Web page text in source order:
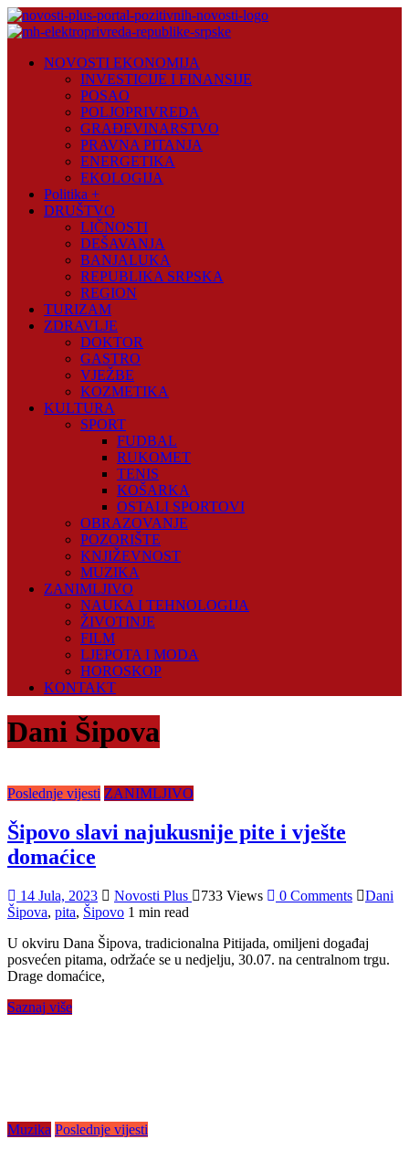
Skip
to
Plus
NOVOSTI EKONOMIJA
INVESTICIJE I FINANSIJE
POSAO
POLJOPRIVREDA
GRAĐEVINARSTVO
PRAVNA PITANJA
ENERGETIKA
EKOLOGIJA
Politika +
DRUŠTVO
LIČNOSTI
DEŠAVANJA
BANJALUKA
REPUBLIKA SRPSKA
REGION
TURIZAM
ZDRAVLJE
DOKTOR
GASTRO
VJEŽBE
KOZMETIKA
KULTURA
SPORT
FUDBAL
RUKOMET
TENIS
KOŠARKA
OSTALI SPORTOVI
OBRAZOVANJE
POZORIŠTE
KNJIŽEVNOST
MUZIKA
ZANIMLJIVO
NAUKA I TEHNOLOGIJA
ŽIVOTINJE
FILM
LJEPOTA I MODA
HOROSKOP
KONTAKT
Dani Šipova
Poslednje vijesti ZANIMLJIVO
Šipovo slavi najukusnije pite i vješte
domaćice
14 Jula, 2023 Novosti Plus 733 Views 0 Comments
Dani
Šipova, pita, Šipovo 1 min read
U okviru Dana Šipova, tradicionalna Pitijada, omiljeni događaj
posvećen pitama, održaće se u nedjelju, 30.07. na centralnom trgu.
Drage domaćice,
Saznaj više
Muzika Poslednje vijesti